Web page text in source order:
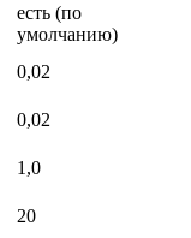
есть (по
умолчанию)
0,02
0,02
1,0
20